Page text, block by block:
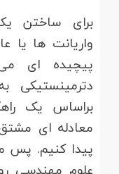
برای ساختن
واریانت ها یا
پیچیده ای
براساس یک
معادله ای
پیدا کنیم. پس